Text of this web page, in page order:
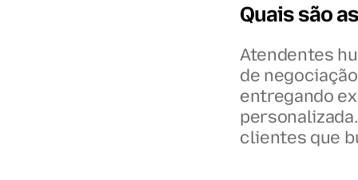
Quais são
Atendentes
de
entregando
clientes que